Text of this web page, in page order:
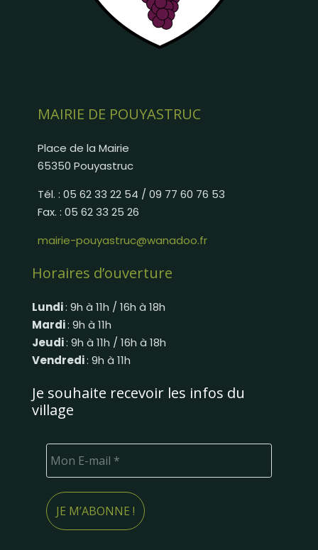
MAIRIE DE POUYASTRUC
Place de la Mairie
65350 Pouyastruc
Tél. : 05 62 33 22 54 / 09 77 60 76 53
Fax. : 05 62 33 25 26
mairie-pouyastruc@wanadoo.fr
Horaires d’ouverture
Lundi: 9h à 11h / 16h à 18h
Mardi: 9h à 11h
Jeudi: 9h à 11h / 16h à 18h
Vendredi: 9h à 11h
Je souhaite recevoir les infos du
village